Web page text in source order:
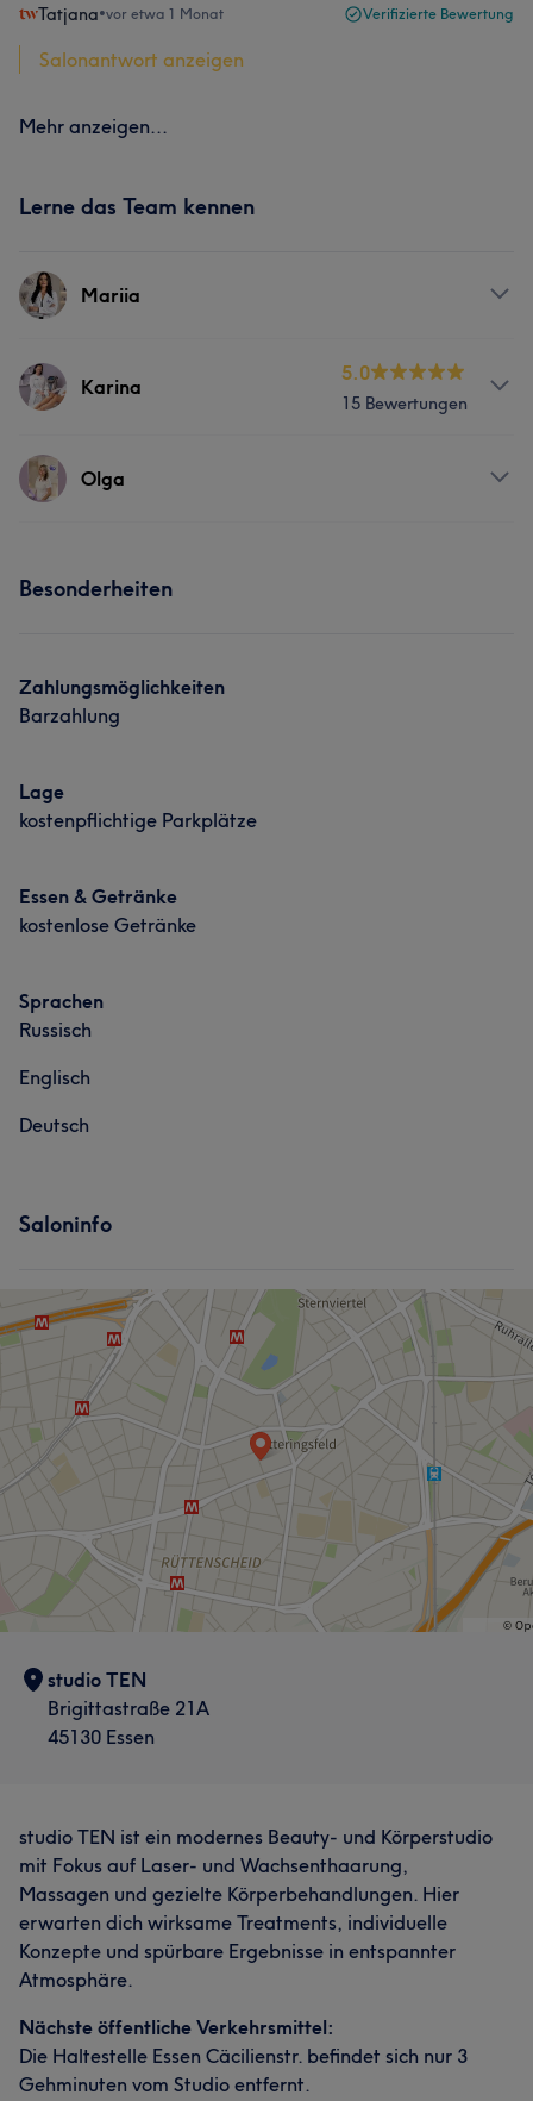
Tatjana•vor etwa 1 Monat Verifizierte Bewertung
Salonantwort anzeigen
Mehr anzeigen...
Lerne das Team kennen
Mariia
Services
Karina
5.0
15 Bewertungen
ServicesOlga
Portfolio
Besonderheiten
Zahlungsmöglichkeiten
Barzahlung
Lage
kostenpflichtige Parkplätze
Essen & Getränke
kostenlose Getränke
Sprachen
Russisch
Englisch
Deutsch
Saloninfo
studio TEN
Brigittastraße 21A
45130 Essen
studio TEN ist ein modernes Beauty- und Körperstudio
mit Fokus auf Laser- und Wachsenthaarung,
Massagen und gezielte Körperbehandlungen. Hier
erwarten dich wirksame Treatments, individuelle
Konzepte und spürbare Ergebnisse in entspannter
Atmosphäre.
Nächste öffentliche Verkehrsmittel:
Die Haltestelle Essen Cäcilienstr. befindet sich nur 3
Gehminuten vom Studio entfernt.